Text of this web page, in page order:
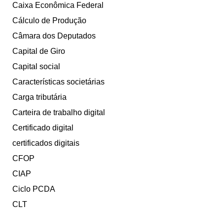
Caixa Econômica Federal
Cálculo de Produção
Câmara dos Deputados
Capital de Giro
Capital social
Características societárias
Carga tributária
Carteira de trabalho digital
Certificado digital
certificados digitais
CFOP
CIAP
Ciclo PCDA
CLT